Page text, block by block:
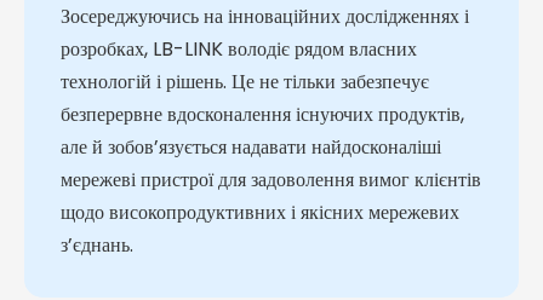
Зосереджуючись на інноваційних дослідженнях і
розробках, LB-LINK володіє рядом власних
технологій і рішень. Це не тільки забезпечує
безперервне вдосконалення існуючих продуктів,
але й зобов’язується надавати найдосконаліші
мережеві пристрої для задоволення вимог клієнтів
щодо високопродуктивних і якісних мережевих
з’єднань.